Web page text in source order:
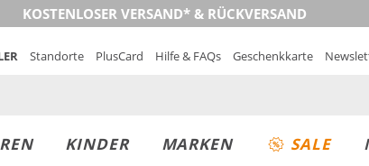
KOSTENLOSER VERSAND* & RÜCKVERSAND
Standorte PlusCard Hilfe & FAQs Geschenkkarte
KINDER MARKEN SALE